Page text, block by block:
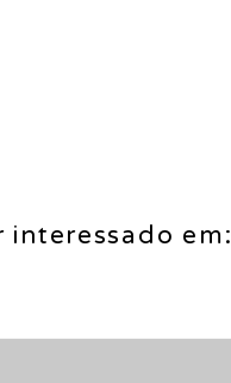
interessado em: